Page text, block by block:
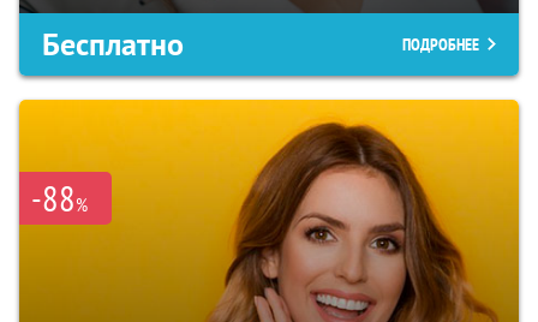
Бесплатно ПОДРОБНЕЕ
-88%